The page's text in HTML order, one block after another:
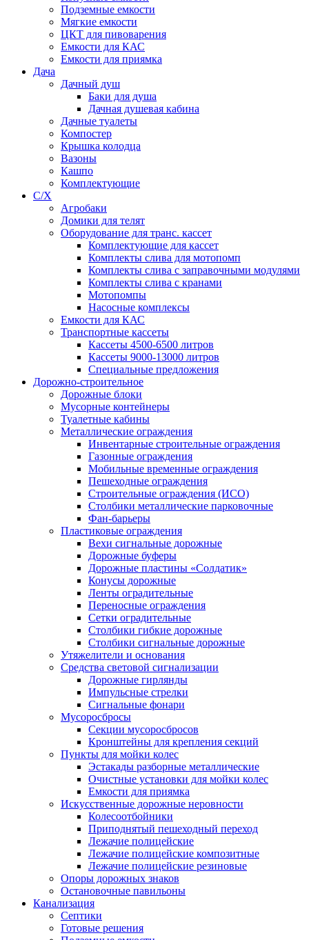
Подземные емкости
Мягкие емкости
ЦКТ для пивоварения
Емкости для КАС
Емкости для приямка
Дача
Дачный душ
Баки для душа
Дачная душевая кабина
Дачные туалеты
Компостер
Крышка колодца
Вазоны
Кашпо
Комплектующие
С/Х
Агробаки
Домики для телят
Оборудование для транс. кассет
Комплектующие для кассет
Комплекты слива для мотопомп
Комплекты слива с заправочными модулями
Комплекты слива с кранами
Мотопомпы
Насосные комплексы
Емкости для КАС
Транспортные кассеты
Кассеты 4500-6500 литров
Кассеты 9000-13000 литров
Специальные предложения
Дорожно-строительное
Дорожные блоки
Мусорные контейнеры
Туалетные кабины
Металлические ограждения
Инвентарные строительные ограждения
Газонные ограждения
Мобильные временные ограждения
Пешеходные ограждения
Строительные ограждения (ИСО)
Столбики металлические парковочные
Фан-барьеры
Пластиковые ограждения
Вехи сигнальные дорожные
Дорожные буферы
Дорожные пластины «Солдатик»
Конусы дорожные
Ленты оградительные
Переносные ограждения
Сетки оградительные
Столбики гибкие дорожные
Столбики сигнальные дорожные
Утяжелители и основания
Средства световой сигнализации
Дорожные гирлянды
Импульсные стрелки
Сигнальные фонари
Мусоросбросы
Секции мусоросбросов
Кронштейны для крепления секций
Пункты для мойки колес
Эстакады разборные металлические
Очистные установки для мойки колес
Емкости для приямка
Искусственные дорожные неровности
Колесоотбойники
Приподнятый пешеходный переход
Лежачие полицейские
Лежачие полицейские композитные
Лежачие полицейские резиновые
Опоры дорожных знаков
Остановочные павильоны
Канализация
Септики
Готовые решения